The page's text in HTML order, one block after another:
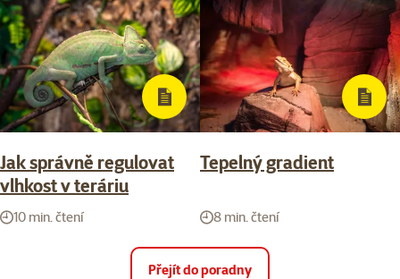
Jak správně regulovat
vlhkost v teráriu
10 min. čtení
Tepelný gradient
8 min. čtení
Přejít do poradny